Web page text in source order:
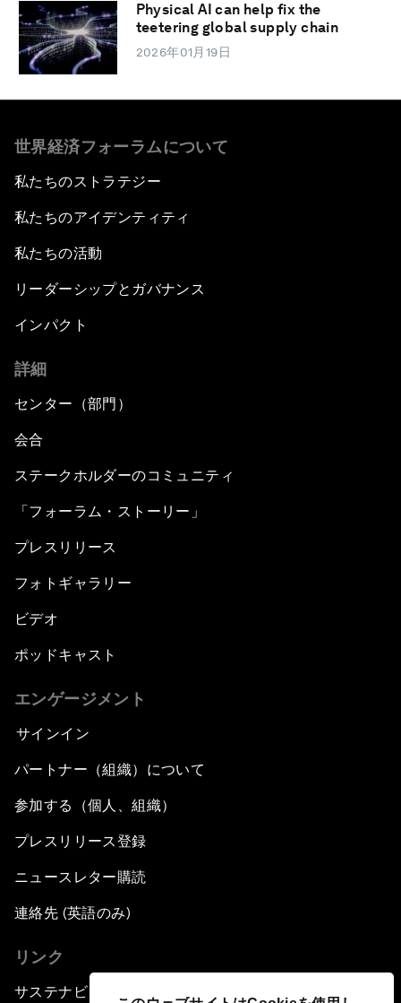
Physical AI can help fix the
teetering global supply chain
2026年01月19日
世界経済フォーラムについて
私たちのストラテジー
私たちのアイデンティティ
私たちの活動
リーダーシップとガバナンス
インパクト
詳細
センター（部門）
会合
ステークホルダーのコミュニティ
「フォーラム・ストーリー」
プレスリリース
フォトギャラリー
ビデオ
ポッドキャスト
エンゲージメント
サインイン
パートナー（組織）について
参加する（個人、組織）
プレスリリース登録
ニュースレター購読
連絡先 (英語のみ)
リンク
サステナビリティへの取り組み